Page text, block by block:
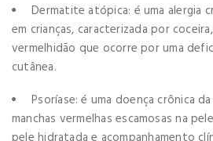
Dermatite atópica: é uma alergia
em crianças, caracterizada por
vermelhidão que ocorre por uma
cutânea.
Psoríase: é uma doença crônica
manchas vermelhas escamosas na